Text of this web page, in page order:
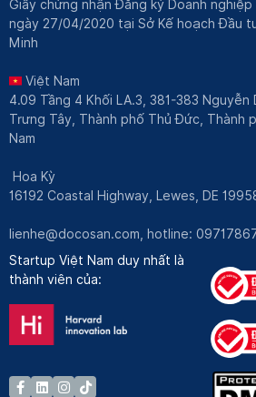
Giấy chứng nhận Đăng ký Doanh
ngày 27/04/2020 tại Sở Kế hoạch Đầu
Minh
Việt Nam
4.09 Tầng 4 Khối LA.3, 381-383 Nguyễn
Trưng Tây, Thành phố Thủ Đức, Thành
Nam
Hoa Kỳ
16192 Coastal Highway, Lewes, DE
lienhe@docosan.com , hotline:
Startup Việt Nam duy nhất là
thành viên của: